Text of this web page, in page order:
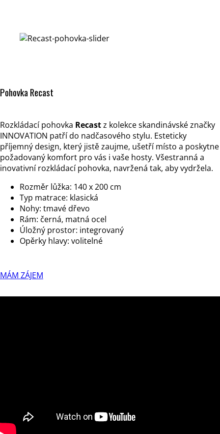
Pohovka Recast
Rozkládací pohovka Recastz kolekce skandinávské značky
INNOVATION patří do nadčasového stylu. Esteticky
příjemný design, který jistě zaujme, ušetří místo a poskytne
požadovaný komfort pro vás i vaše hosty. Všestranná a
inovativní rozkládací pohovka, navržená tak, aby vydržela.
Rozměr lůžka: 140 x 200 cm
Typ matrace: klasická
Nohy: tmavé dřevo
Rám: černá, matná ocel
Úložný prostor: integrovaný
Opěrky hlavy: volitelné
MÁM ZÁJEM